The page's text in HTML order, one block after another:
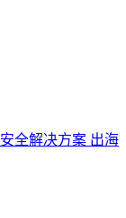
安全解决方案 出海